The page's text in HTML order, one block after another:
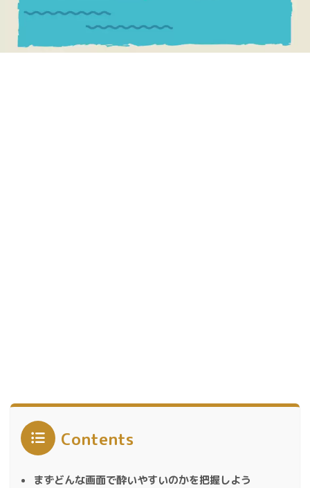
Contents
まずどんな画面で酔いやすいのかを把握しよう